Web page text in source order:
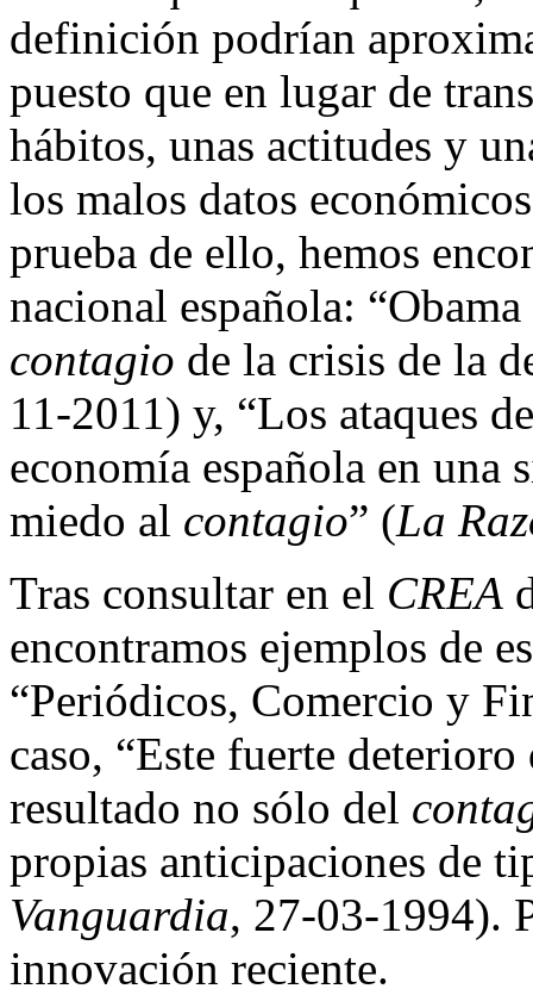
definición podrían
puesto que en lugar de
hábitos, unas actitudes y
los malos datos
prueba de ello, hemos
nacional española:
contagio de la crisis de la
11-2011) y, “Los ataques
economía española en
miedo al contagio” (La
Tras consultar en el CREA
encontramos ejemplos de
“Periódicos, Comercio y
caso, “Este fuerte
resultado no sólo del
propias anticipaciones de
Vanguardia, 27-03-1994).
innovación reciente.